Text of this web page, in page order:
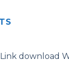
Link download